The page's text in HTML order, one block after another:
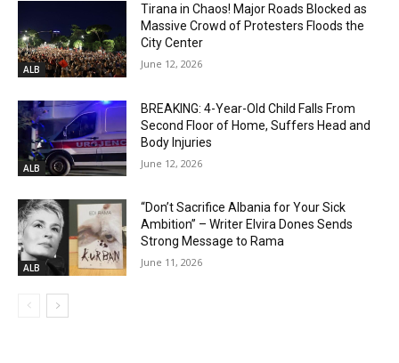
ALB
Tirana in Chaos! Major Roads Blocked as
Massive Crowd of Protesters Floods the
City Center
June 12, 2026
ALB
BREAKING: 4-Year-Old Child Falls From
Second Floor of Home, Suffers Head and
Body Injuries
June 12, 2026
ALB
“Don’t Sacrifice Albania for Your Sick
Ambition” – Writer Elvira Dones Sends
Strong Message to Rama
June 11, 2026